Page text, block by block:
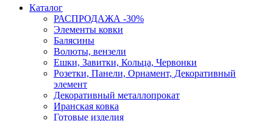
Каталог
РАСПРОДАЖА -30%
Элементы ковки
Балясины
Волюты, вензели
Ешки, Завитки, Кольца, Червонки
Розетки, Панели, Орнамент, Декоративный
элемент
Декоративный металлопрокат
Иранская ковка
Готовые изделия